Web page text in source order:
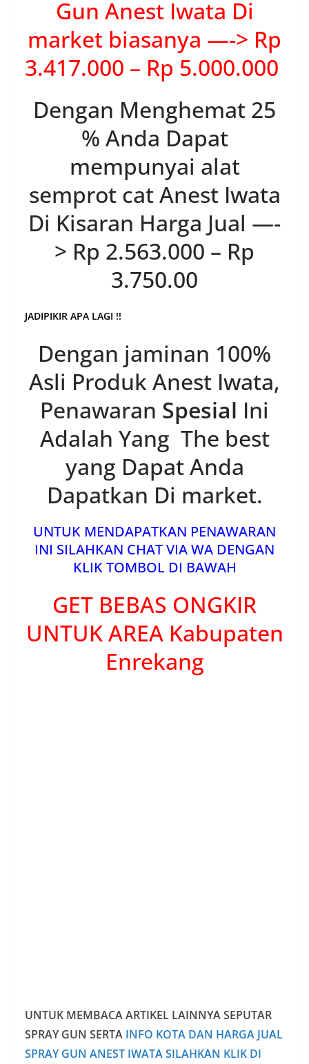
Gun Anest Iwata Di
market biasanya —-> Rp
3.417.000 – Rp 5.000.000
Dengan Menghemat 25
% Anda Dapat
mempunyai alat
semprot cat Anest Iwata
Di Kisaran Harga Jual —-
> Rp 2.563.000 – Rp
3.750.00
JADIPIKIR APA LAGI !!
Dengan jaminan 100%
Asli Produk Anest Iwata,
Penawaran Spesial Ini
Adalah Yang The best
yang Dapat Anda
Dapatkan Di market.
UNTUK MENDAPATKAN PENAWARAN
INI SILAHKAN CHAT VIA WA DENGAN
KLIK TOMBOL DI BAWAH
GET BEBAS ONGKIR
UNTUK AREA Kabupaten
Enrekang
UNTUK MEMBACA ARTIKEL LAINNYA SEPUTAR
SPRAY GUN SERTA INFO KOTA DAN HARGA JUAL
SPRAY GUN ANEST IWATA SILAHKAN KLIK DI